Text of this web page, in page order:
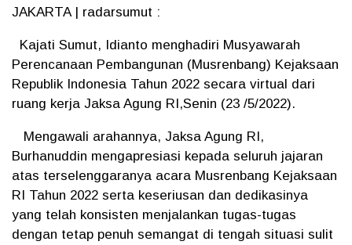
JAKARTA | radarsumut :
Kajati Sumut, Idianto menghadiri Musyawarah
Perencanaan Pembangunan (Musrenbang) Kejaksaan
Republik Indonesia Tahun 2022 secara virtual dari
ruang kerja Jaksa Agung RI,Senin (23 /5/2022).
Mengawali arahannya, Jaksa Agung RI,
Burhanuddin mengapresiasi kepada seluruh jajaran
atas terselenggaranya acara Musrenbang Kejaksaan
RI Tahun 2022 serta keseriusan dan dedikasinya
yang telah konsisten menjalankan tugas-tugas
dengan tetap penuh semangat di tengah situasi sulit